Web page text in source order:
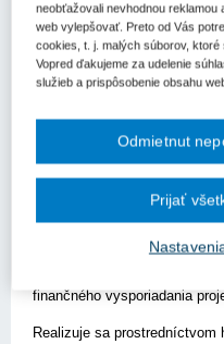
Preto výzva saturuje
nedostatočne prispieva k
nedostatočne financovaný
a nezabezpečuje prípravu
pre potreby trhu práce.
a zamestnávateľov na
Oprávnené obdobie
výzvy sa začína dňom
31.12.2023. Odporúča sa
finančného vysporiadania
Realizuje sa prostredníctvom
neobťažovali nevhodnou reklamou
web vylepšovať. Preto od Vás
cookies, t. j. malých súborov,
Vopred ďakujeme za udelenie
služieb a prispôsobenie obsahu
Odmietnut
Prijať